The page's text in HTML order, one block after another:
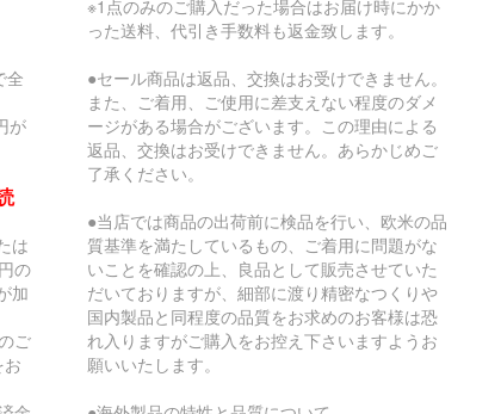
全
が
は
の
加
ご
※1点のみのご購入だった場合はお届け時にかか
った送料、代引き手数料も返金致します。
●セール商品は返品、交換はお受けできません。
また、ご着用、ご使用に差支えない程度のダメ
ージがある場合がございます。この理由による
返品、交換はお受けできません。あらかじめご
了承ください。
●当店では商品の出荷前に検品を行い、欧米の品
質基準を満たしているもの、ご着用に問題がな
いことを確認の上、良品として販売させていた
だいておりますが、細部に渡り精密なつくりや
国内製品と同程度の品質をお求めのお客様は恐
れ入りますがご購入をお控え下さいますようお
願いいたします。